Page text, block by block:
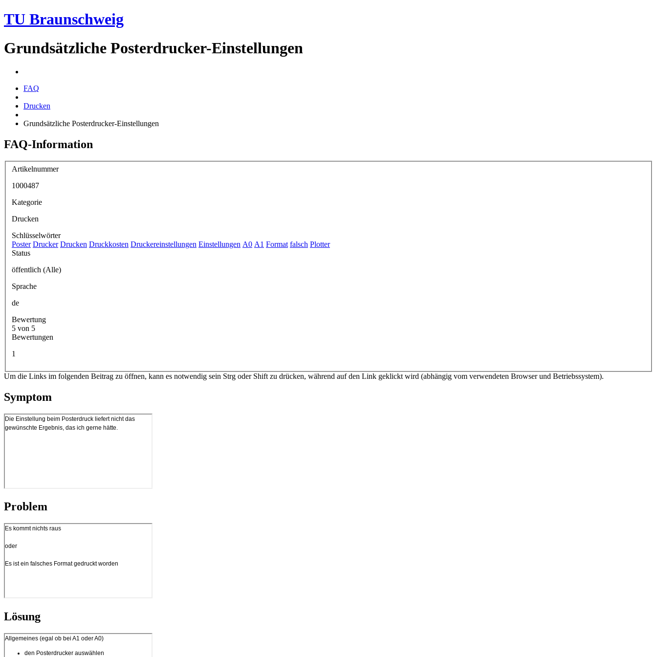
TU Braunschweig
Grundsätzliche Posterdrucker-Einstellungen
FAQ
Drucken
Grundsätzliche Posterdrucker-Einstellungen
FAQ-Information
Artikelnummer
1000487
Kategorie
Drucken
Schlüsselwörter
Poster Drucker Drucken Druckkosten Druckereinstellungen Einstellungen A0 A1 Format falsch Plotter
Status
öffentlich (Alle)
Sprache
de
Bewertung
5 von 5
Bewertungen
1
Um die Links im folgenden Beitrag zu öffnen, kann es notwendig sein Strg oder Shift zu drücken, während auf den Link geklickt wird (abhängig vom verwendeten Browser und Betriebssystem).
Symptom
Problem
Lösung